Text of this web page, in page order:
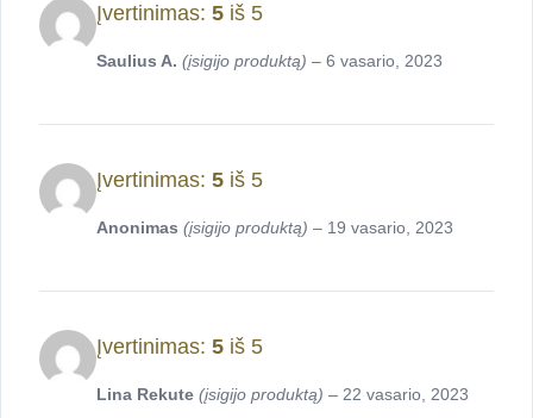
Įvertinimas: 5 iš 5
Saulius A. (įsigijo produktą) – 6 vasario, 2023
Įvertinimas: 5 iš 5
Anonimas (įsigijo produktą) – 19 vasario, 2023
Įvertinimas: 5 iš 5
Lina Rekute (įsigijo produktą) – 22 vasario, 2023